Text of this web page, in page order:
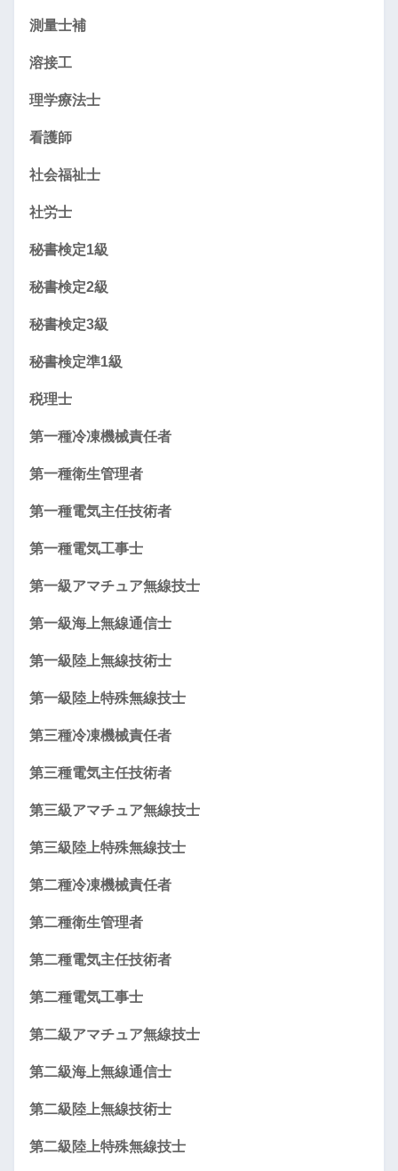
測量士補
溶接工
理学療法士
看護師
社会福祉士
社労士
秘書検定1級
秘書検定2級
秘書検定3級
秘書検定準1級
税理士
第一種冷凍機械責任者
第一種衛生管理者
第一種電気主任技術者
第一種電気工事士
第一級アマチュア無線技士
第一級海上無線通信士
第一級陸上無線技術士
第一級陸上特殊無線技士
第三種冷凍機械責任者
第三種電気主任技術者
第三級アマチュア無線技士
第三級陸上特殊無線技士
第二種冷凍機械責任者
第二種衛生管理者
第二種電気主任技術者
第二種電気工事士
第二級アマチュア無線技士
第二級海上無線通信士
第二級陸上無線技術士
第二級陸上特殊無線技士